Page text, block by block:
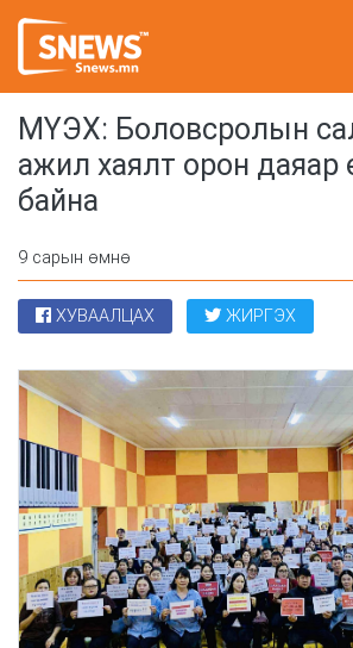
МҮЭХ: Боловсролын
ажил хаялт орон даяар
байна
9 сарын өмнө
ХУВААЛЦАХ ЖИРГЭХ